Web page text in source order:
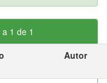
1 de 1
Autor